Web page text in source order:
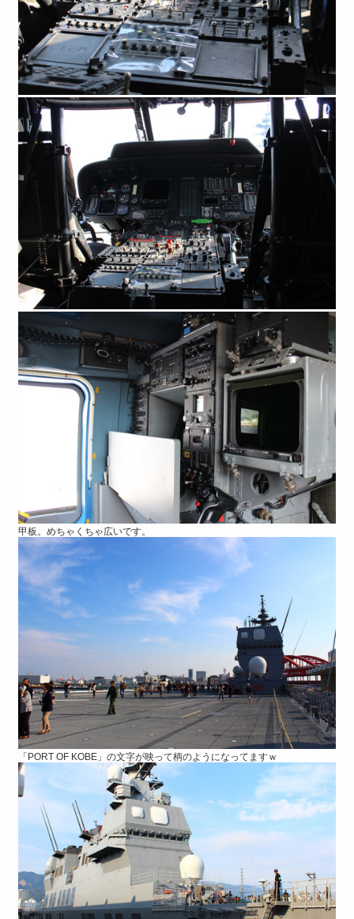
甲板。めちゃくちゃ広いです。
「PORT OF KOBE」の文字が映って柄のようになってますｗ